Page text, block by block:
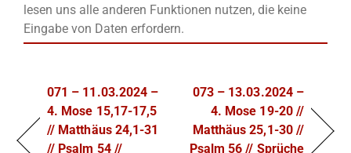
lesen uns alle anderen Funktionen nutzen, die keine
Eingabe von Daten erfordern.
071 – 11.03.2024 –
4. Mose 15,17-17,5
// Matthäus 24,1-31
// Psalm 54 //
073 – 13.03.2024 –
4. Mose 19-20 //
Matthäus 25,1-30 //
Psalm 56 // Sprüche